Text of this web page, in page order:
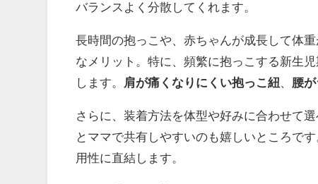
バランスよく分散してくれます。
長時間の抱っこや、赤ちゃんが成長して体
なメリット。特に、頻繁に抱っこする新生
します。
肩が痛くなりにくい抱っこ紐 腰
さらに、装着方法を体型や好みに合わせて
とママで共有しやすいのも嬉しいところで
用性に直結します。